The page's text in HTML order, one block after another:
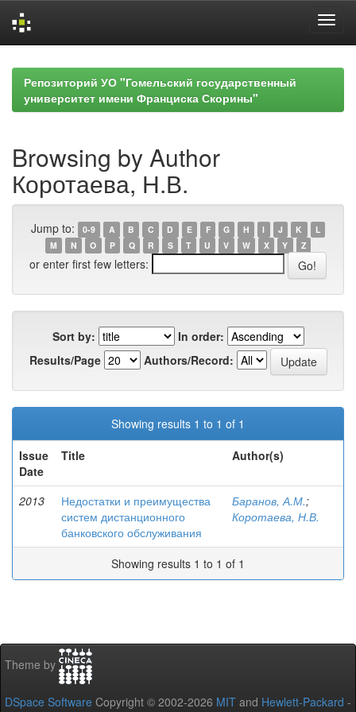
navigationРепозиторий УО "Гомельский государственный
университет имени Франциска Скорины"
Browsing by Author
Коротаева, Н.В.
Jump to: 0-9 A B C D E F G H I J K
L
M
N O P Q R S T U V W X Y Z
or enter first few letters:
Sort by:
In order:
Results/Page
Authors/Record:
Showing results 1 to 1 of 1
Issue
Date
Title Author(s)
2013
Недостатки и преимущества
систем дистанционного
банковского обслуживания
Баранов, А.М.;
Коротаева, Н.В.
Showing results 1 to 1 of 1
Theme by
DSpace Software Copyright © 2002-2026 MIT and Hewlett-Packard -